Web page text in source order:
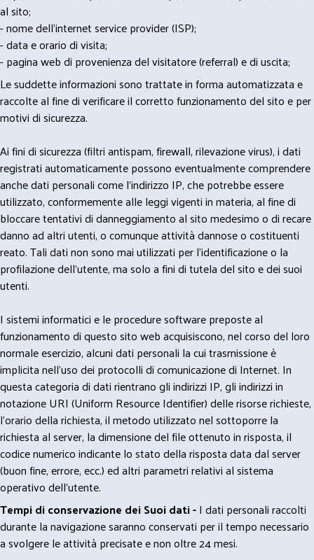
al sito;
- nome dell'internet service provider (ISP);
- data e orario di visita;
- pagina web di provenienza del visitatore (referral) e di uscita;
Le suddette informazioni sono trattate in forma automatizzata e
raccolte al fine di verificare il corretto funzionamento del sito e per
motivi di sicurezza.
Ai fini di sicurezza (filtri antispam, firewall, rilevazione virus), i dati
registrati automaticamente possono eventualmente comprendere
anche dati personali come l'indirizzo IP, che potrebbe essere
utilizzato, conformemente alle leggi vigenti in materia, al fine di
bloccare tentativi di danneggiamento al sito medesimo o di recare
danno ad altri utenti, o comunque attività dannose o costituenti
reato. Tali dati non sono mai utilizzati per l'identificazione o la
profilazione dell'utente, ma solo a fini di tutela del sito e dei suoi
utenti.
I sistemi informatici e le procedure software preposte al
funzionamento di questo sito web acquisiscono, nel corso del loro
normale esercizio, alcuni dati personali la cui trasmissione è
implicita nell'uso dei protocolli di comunicazione di Internet. In
questa categoria di dati rientrano gli indirizzi IP, gli indirizzi in
notazione URI (Uniform Resource Identifier) delle risorse richieste,
l'orario della richiesta, il metodo utilizzato nel sottoporre la
richiesta al server, la dimensione del file ottenuto in risposta, il
codice numerico indicante lo stato della risposta data dal server
(buon fine, errore, ecc.) ed altri parametri relativi al sistema
operativo dell'utente.
Tempi di conservazione dei Suoi dati -I dati personali raccolti
durante la navigazione saranno conservati per il tempo necessario
a svolgere le attività precisate e non oltre 24 mesi.